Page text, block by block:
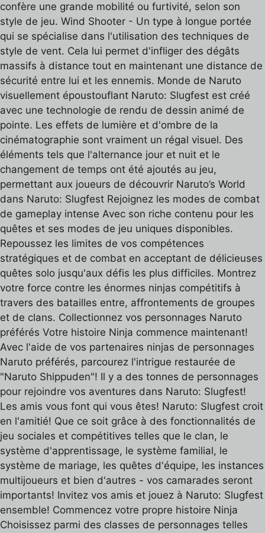
confère une grande mobilité ou furtivité, selon son
style de jeu. Wind Shooter - Un type à longue portée
qui se spécialise dans l'utilisation des techniques de
style de vent. Cela lui permet d'infliger des dégâts
massifs à distance tout en maintenant une distance de
sécurité entre lui et les ennemis. Monde de Naruto
visuellement époustouflant Naruto: Slugfest est créé
avec une technologie de rendu de dessin animé de
pointe. Les effets de lumière et d'ombre de la
cinématographie sont vraiment un régal visuel. Des
éléments tels que l'alternance jour et nuit et le
changement de temps ont été ajoutés au jeu,
permettant aux joueurs de découvrir Naruto’s World
dans Naruto: Slugfest Rejoignez les modes de combat
de gameplay intense Avec son riche contenu pour les
quêtes et ses modes de jeu uniques disponibles.
Repoussez les limites de vos compétences
stratégiques et de combat en acceptant de délicieuses
quêtes solo jusqu'aux défis les plus difficiles. Montrez
votre force contre les énormes ninjas compétitifs à
travers des batailles entre, affrontements de groupes
et de clans. Collectionnez vos personnages Naruto
préférés Votre histoire Ninja commence maintenant!
Avec l'aide de vos partenaires ninjas de personnages
Naruto préférés, parcourez l'intrigue restaurée de
"Naruto Shippuden"! Il y a des tonnes de personnages
pour rejoindre vos aventures dans Naruto: Slugfest!
Les amis vous font qui vous êtes! Naruto: Slugfest croit
en l'amitié! Que ce soit grâce à des fonctionnalités de
jeu sociales et compétitives telles que le clan, le
système d'apprentissage, le système familial, le
système de mariage, les quêtes d'équipe, les instances
multijoueurs et bien d'autres - vos camarades seront
importants! Invitez vos amis et jouez à Naruto: Slugfest
ensemble! Commencez votre propre histoire Ninja
Choisissez parmi des classes de personnages telles